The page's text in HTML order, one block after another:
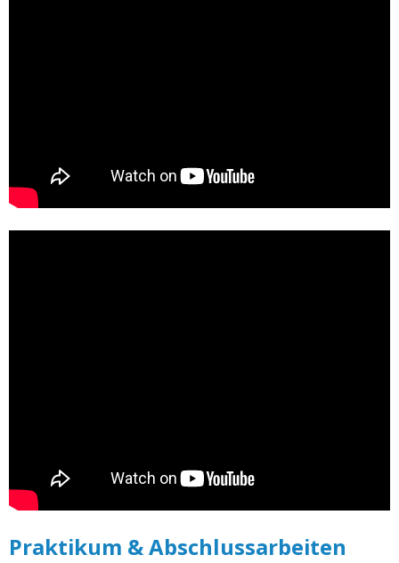
Praktikum & Abschlussarbeiten